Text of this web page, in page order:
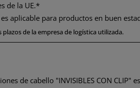
de la UE.*
aplicable para productos en buen
de la empresa de logística utilizada.
de cabello "INVISIBLES CON